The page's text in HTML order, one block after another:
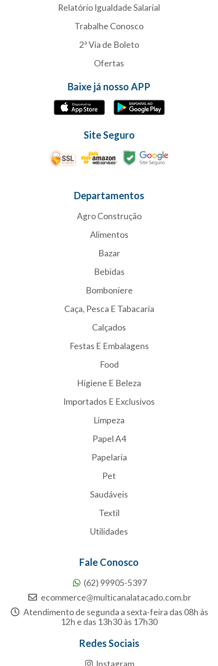
Relatório Igualdade Salarial
Trabalhe Conosco
2ª Via de Boleto
Ofertas
Baixe já nosso APP
Site Seguro
Departamentos
Agro Construção
Alimentos
Bazar
Bebidas
Bomboniere
Caça, Pesca E Tabacaria
Calçados
Festas E Embalagens
Food
Higiene E Beleza
Importados E Exclusivos
Limpeza
Papel A4
Papelaria
Pet
Saudáveis
Textil
Utilidades
Fale Conosco
(62) 99905-5397
ecommerce@multicanalatacado.com.br
Atendimento de segunda a sexta-feira das 08h às
12h e das 13h30 às 17h30
Redes Sociais